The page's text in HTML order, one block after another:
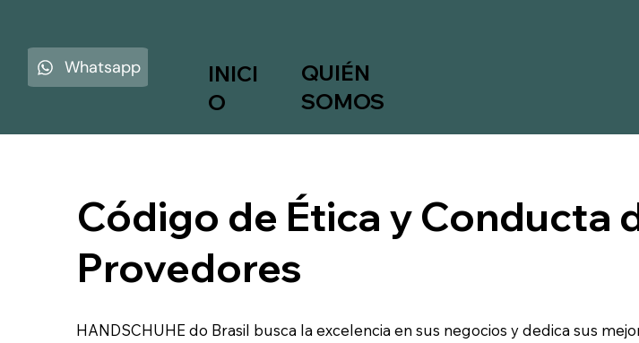
Whatsapp
INICI
O
QUIÉN
SOMOS
Código de Ética y Conducta
Provedores
HANDSCHUHE do Brasil busca la excelencia en sus negocios y dedica sus